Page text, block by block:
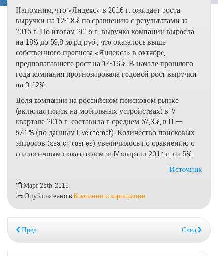
Напомним, что «Яндекс» в 2016 г. ожидает роста
выручки на 12-18% по сравнению с результатами за
2015 г. По итогам 2015 г. выручка компании выросла
на 18% до 59,8 млрд руб., что оказалось выше
собственного прогноза «Яндекса» в октябре,
предполагавшего рост на 14-16%. В начале прошлого
года компания прогнозировала годовой рост выручки
на 9-12%.
Доля компании на российском поисковом рынке
(включая поиск на мобильных устройствах) в IV
квартале 2015 г. составила в среднем 57,3%, в III —
57,1% (по данным LiveInternet). Количество поисковых
запросов (search queries) увеличилось по сравнению с
аналогичным показателем за IV квартал 2014 г. на 5%.
Источник
Март 25th, 2016
Опубликовано в Компании и корпорации
Пред След